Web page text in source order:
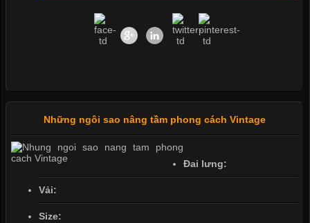
Những ngôi sao nâng tầm phong cách Vintage
Đai lưng:
Vải:
Size: